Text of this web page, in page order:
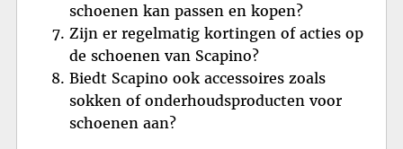
schoenen kan passen en kopen?
Zijn er regelmatig kortingen of acties op
de schoenen van Scapino?
Biedt Scapino ook accessoires zoals
sokken of onderhoudsproducten voor
schoenen aan?